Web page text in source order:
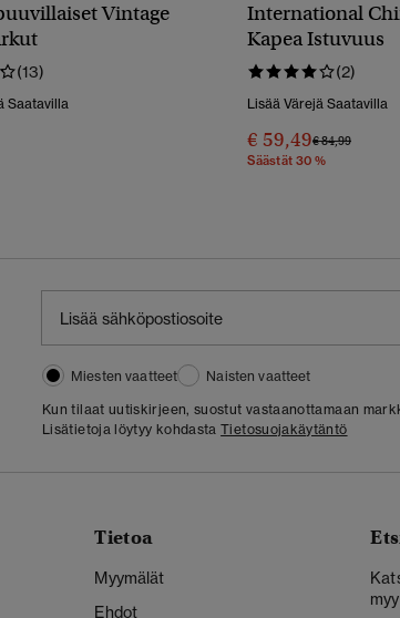
Vintage
(13)
Saatavilla
International
Kapea Istuvuus
(2)
Lisää Värejä Saatavilla
€ 59,49Hinta
€ 84,99Hintaan
Säästät 30 %
Miesten vaatteet
Naisten vaatteet
Kun tilaat uutiskirjeen, suostut vastaanottamaan
Lisätietoja löytyy kohdastaTietosuojakäytäntö
Tietoa
Myymälät
Ehdot